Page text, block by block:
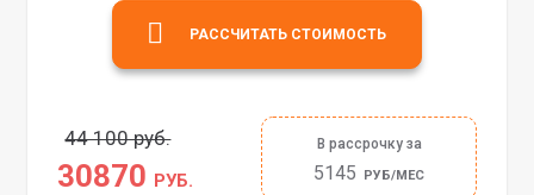
44 100 руб.
30870 РУБ.
В рассрочку за
5145 РУБ/МЕС
РАССЧИТАТЬ СТОИМОСТЬ